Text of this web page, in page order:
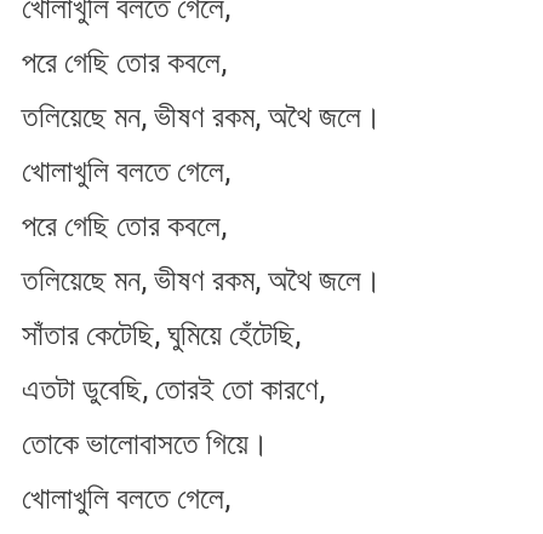
Gele
খোলাখুলি
গেলে
খোলাখুলি বলতে গেলে,
পরে গেছি তোর কবলে,
তলিয়েছে মন, ভীষণ রকম, অথৈ জলে।
খোলাখুলি বলতে গেলে,
পরে গেছি তোর কবলে,
তলিয়েছে মন, ভীষণ রকম, অথৈ জলে।
সাঁতার কেটেছি, ঘুমিয়ে হেঁটেছি,
এতটা ডুবেছি, তোরই তো কারণে,
তোকে ভালোবাসতে গিয়ে।
খোলাখুলি বলতে গেলে,